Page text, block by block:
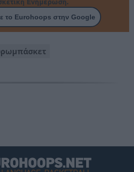
το Eurohoops στην Google